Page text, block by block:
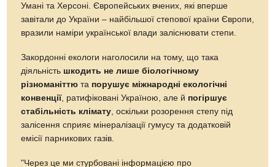
Умані та Херсоні. Європейських вчених, які вперше
завітали до України – найбільшої степової країни Європи,
вразили наміри української влади заліснювати степи.
Закордонні екологи наголосили на тому, що така
діяльність шкодить не лише біологічному
різноманіттю та порушує міжнародні екологічні
конвенції, ратифіковані Україною, але й погіршує
стабільність клімату , оскільки розорення степу під
залісення сприяє мінералізації гумусу та додатковій
емісії парникових газів.
"Через це ми стурбовані інформацією про